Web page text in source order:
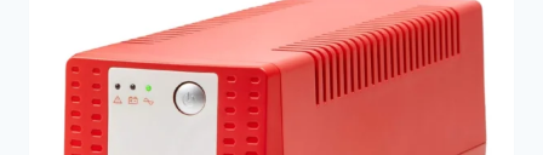
alto